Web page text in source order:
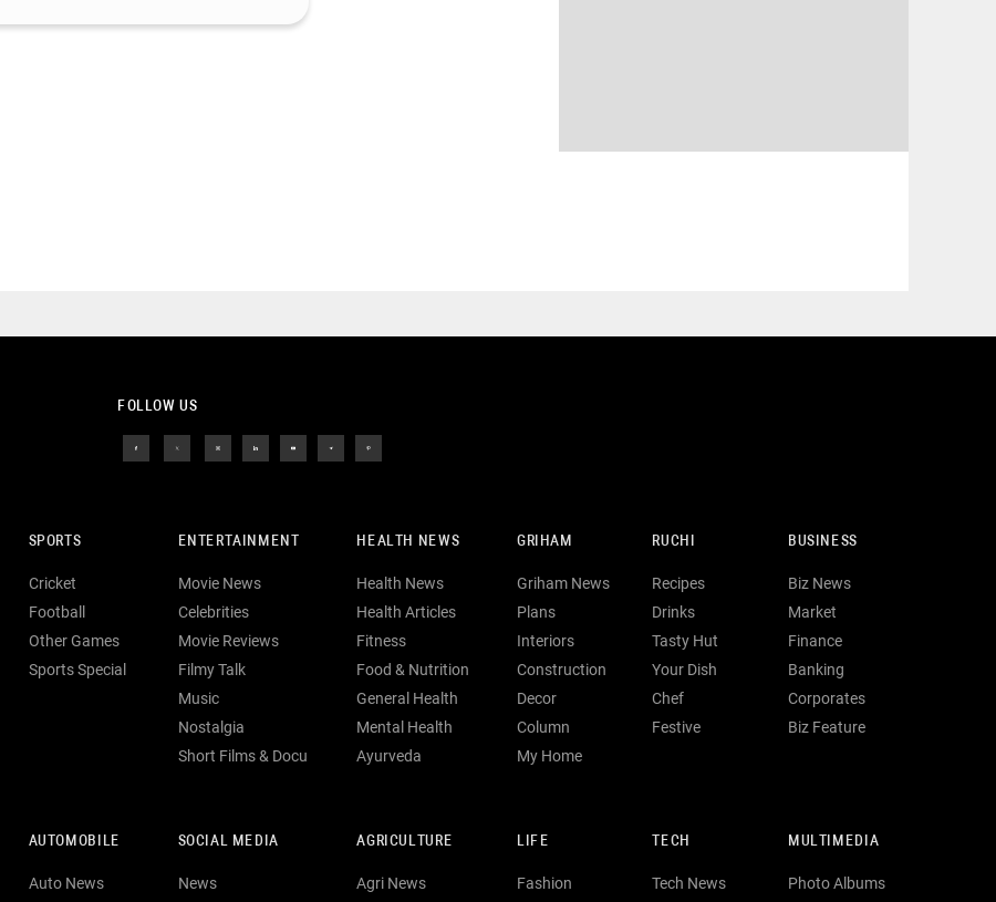
FOLLOW US
SPORTS
Cricket
Football
Other Games
Sports Special
ENTERTAINMENT
Movie News
Celebrities
Movie Reviews
Filmy Talk
Music
Nostalgia
Short Films & Docu
HEALTH NEWS
Health News
Health Articles
Fitness
Food & Nutrition
General Health
Mental Health
Ayurveda
GRIHAM
Griham News
Plans
Interiors
Construction
Decor
Column
My Home
RUCHI
Recipes
Drinks
Tasty Hut
Your Dish
Chef
Festive
BUSINESS
Biz News
Market
Finance
Banking
Corporates
Biz Feature
AUTOMOBILE
Auto News
SOCIAL MEDIA
News
AGRICULTURE
Agri News
LIFE
Fashion
TECH
Tech News
MULTIMEDIA
Photo Albums